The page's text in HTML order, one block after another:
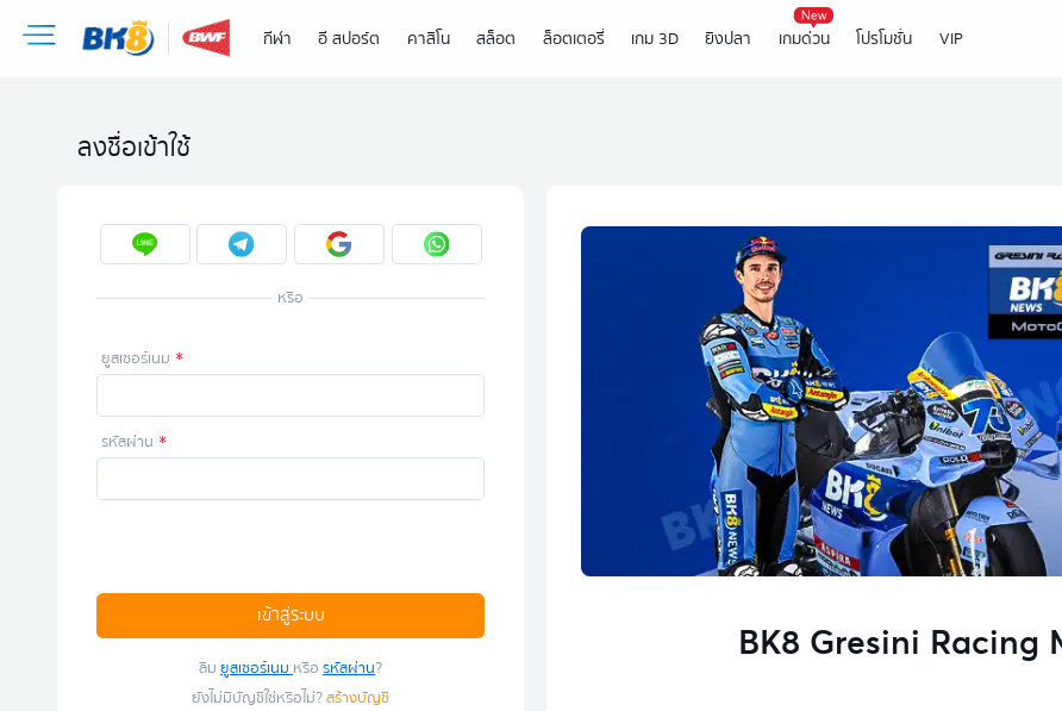
กีฬา อี สปอร์ต คาสิโน สล็อต ล็อตเตอรี่ เกม 3D ยิงปลา เกมด่วน โปรโมชั่น VIP
ลงชื่อเข้าใช้
หรือ
ยูสเซอร์เนม
รหัสผ่าน
เข้าสู่ระบบ
ลืมยูสเซอร์เนมหรือ รหัสผ่าน?
ยังไม่มีบัญชีใช่หรือไม่?สร้างบัญชี
BK8 Gresini Racing